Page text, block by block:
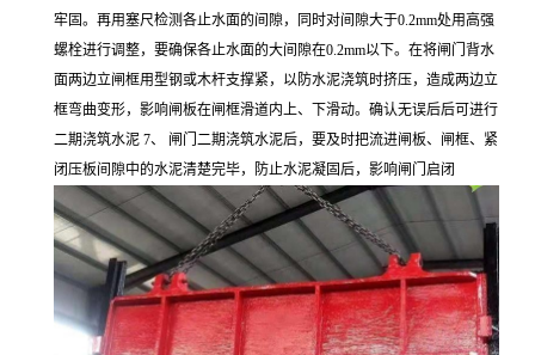
牢固。再用塞尺检测各止水面的间隙，同时对间隙大于0.2mm处用高强
螺栓进行调整，要确保各止水面的大间隙在0.2mm以下。在将闸门背水
面两边立闸框用型钢或木杆支撑紧，以防水泥浇筑时挤压，造成两边立
框弯曲变形，影响闸板在闸框滑道内上、下滑动。确认无误后后可进行
二期浇筑水泥 7、 闸门二期浇筑水泥后，要及时把流进闸板、闸框、紧
闭压板间隙中的水泥清楚完毕，防止水泥凝固后，影响闸门启闭